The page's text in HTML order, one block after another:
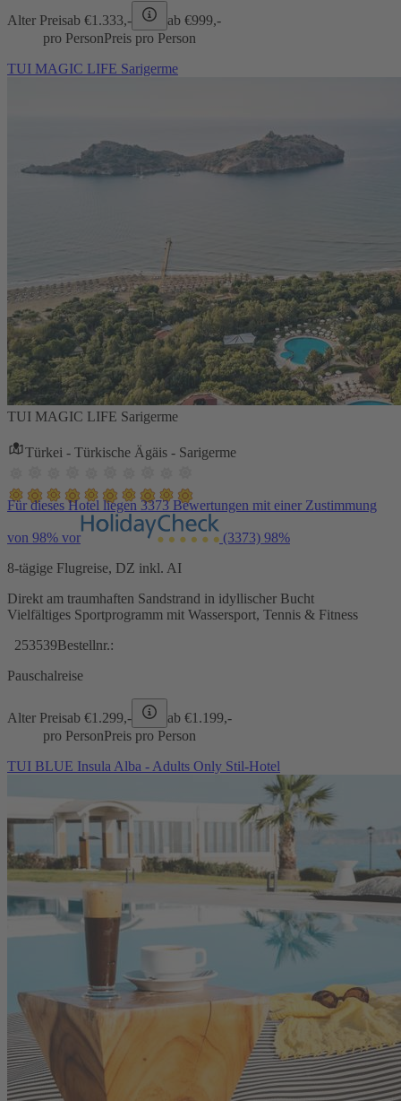
Alter Preisab €1.333,- ab €999,-
pro PersonPreis pro Person
TUI MAGIC LIFE Sarigerme
TUI MAGIC LIFE Sarigerme
Türkei - Türkische Ägäis - Sarigerme
Für dieses Hotel liegen 3373 Bewertungen mit einer Zustimmung
von 98% vor (3373) 98%
8-tägige Flugreise, DZ inkl. AI
Direkt am traumhaften Sandstrand in idyllischer Bucht
Vielfältiges Sportprogramm mit Wassersport, Tennis & Fitness
253539Bestellnr.:
Pauschalreise
Alter Preisab €1.299,- ab €1.199,-
pro PersonPreis pro Person
TUI BLUE Insula Alba - Adults Only Stil-Hotel